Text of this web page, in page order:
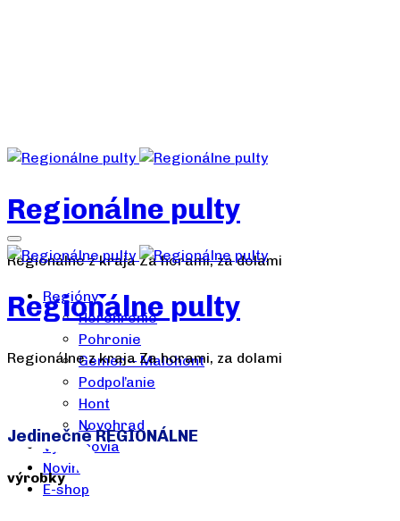
Regionálne pulty
Regionálne z kraja Za horami, za dolami
Regióny
Horehronie
Pohronie
Gemer – Malohont
Podpoľanie
Hont
Novohrad
Výrobcovia
Novinky
E-shop
Regionálne pulty
Regionálne z kraja Za horami, za dolami
Jedinečné REGIONÁLNE
výrobky